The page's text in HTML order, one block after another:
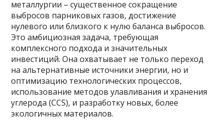
металлургии – существенное сокращение
выбросов парниковых газов, достижение
нулевого или близкого к нулю баланса выбросов.
Это амбициозная задача, требующая
комплексного подхода и значительных
инвестиций. Она охватывает не только переход
на альтернативные источники энергии, но и
оптимизацию технологических процессов,
использование методов улавливания и хранения
углерода (CCS), и разработку новых, более
экологичных материалов.